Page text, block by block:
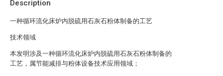
Description
一种循环流化床炉内脱硫用石灰石粉体制备的工艺
技术领域
本发明涉及一种循环流化床炉内脱硫用石灰石粉体制备的
工艺，属节能减排与粉体设备技术应用领域；